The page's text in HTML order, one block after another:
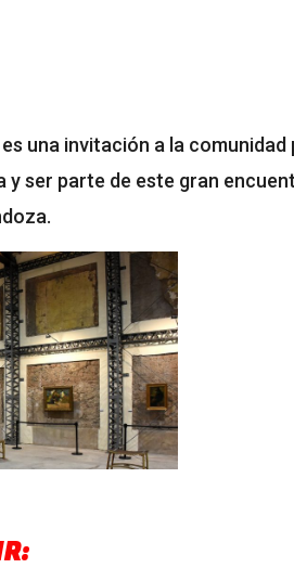
es una invitación a la
y ser parte de este gran